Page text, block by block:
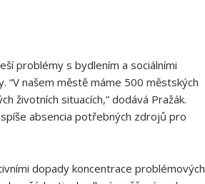
problémy s bydlením a sociálními
“V našem městě máme 500 městských
životních situacích,” dodává Pražák.
absencia potřebných zdrojů pro
dopady koncentrace problémových